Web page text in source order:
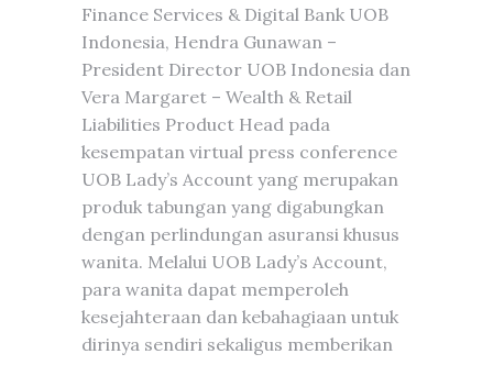
Finance Services & Digital Bank UOB
Indonesia, Hendra Gunawan –
President Director UOB Indonesia dan
Vera Margaret – Wealth & Retail
Liabilities Product Head pada
kesempatan virtual press conference
UOB Lady’s Account yang merupakan
produk tabungan yang digabungkan
dengan perlindungan asuransi khusus
wanita. Melalui UOB Lady’s Account,
para wanita dapat memperoleh
kesejahteraan dan kebahagiaan untuk
dirinya sendiri sekaligus memberikan